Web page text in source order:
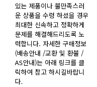
있는 제품이나 불만족스러
운 상품을 수령 하셨을 경우
최대한 신속하고 정확하게
문제를 해결해드리도록 노
력합니다. 자세한 구매정보
(배송안내 /교환 및 환불 /
AS안내)는 아래 링크를 클
릭하여 참고 하시길바랍니
다.